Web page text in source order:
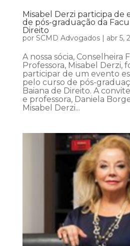
Misabel Derzi participa de
de pós-graduação da
Direito
por SCMD Advogados| abr 5,
A nossa sócia, Conselheira
Professora, Misabel Derzi,
participar de um evento
pelo curso de pós-
Baiana de Direito. A
e professora, Daniela
Misabel Derzi...